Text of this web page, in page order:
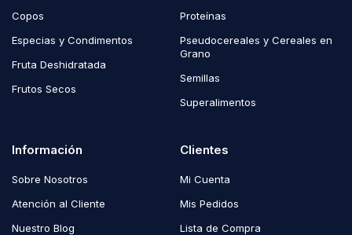
Copos
Especias y Condimentos
Fruta Deshidratada
Frutos Secos
Proteínas
Pseudocereales y Cereales en
Grano
Semillas
Superalimentos
Información
Sobre Nosotros
Atención al Cliente
Nuestro Blog
Clientes
Mi Cuenta
Mis Pedidos
Lista de Compra